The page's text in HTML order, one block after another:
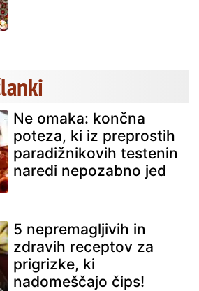
Ne omaka: končna
poteza, ki iz preprostih
paradižnikovih testenin
naredi nepozabno jed
5 nepremagljivih in
zdravih receptov za
prigrizke, ki
nadomeščajo čips!